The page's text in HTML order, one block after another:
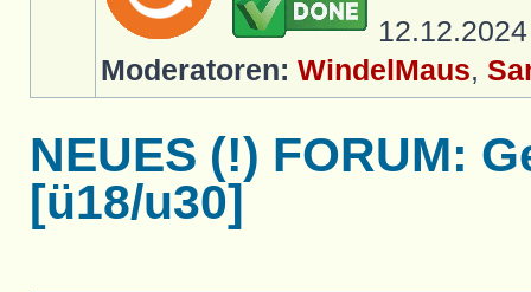
Moderatoren: WindelMaus,
NEUES (!) FORUM:
[ü18/u30]